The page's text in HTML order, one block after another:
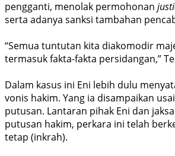
pengganti, menolak permohonan
serta adanya sanksi tambahan
“Semua tuntutan kita diako­modir
termasuk fakta-fakta persidangan,”
Dalam kasus ini Eni lebih dulu
vonis hakim. Yang ia disampaikan
putusan. Lantaran pihak Eni dan
putusan hakim, perkara ini telah
tetap (inkrah).